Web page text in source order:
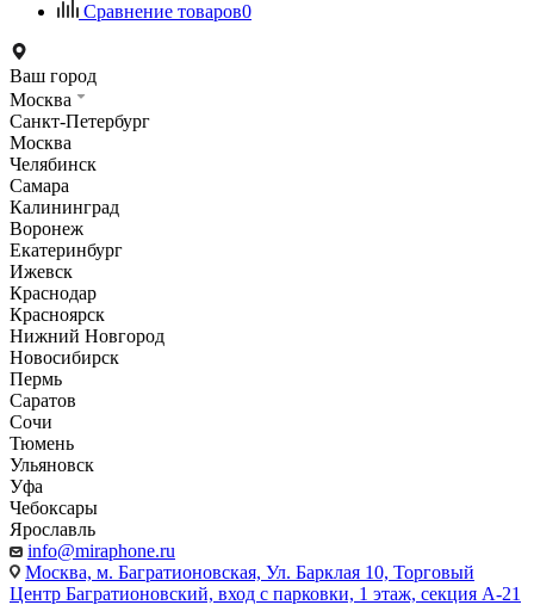
Сравнение товаров0
Ваш город
Москва
Санкт-Петербург
Москва
Челябинск
Самара
Калининград
Воронеж
Екатеринбург
Ижевск
Краснодар
Красноярск
Нижний Новгород
Новосибирск
Пермь
Саратов
Сочи
Тюмень
Ульяновск
Уфа
Чебоксары
Ярославль
info@miraphone.ru
Москва, м. Багратионовская, Ул. Барклая 10, Торговый
Центр Багратионовский, вход с парковки, 1 этаж, секция А-21